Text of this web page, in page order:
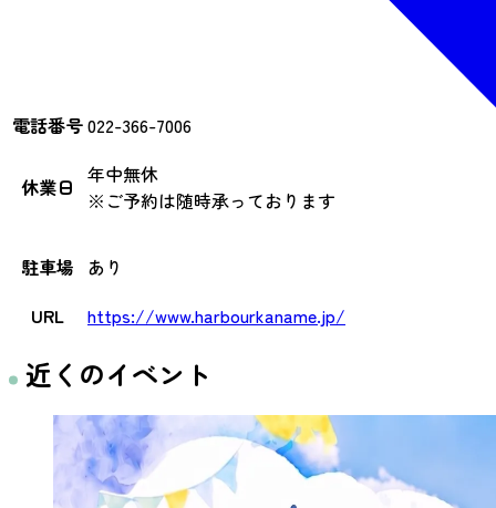
電話番号022-366-7006
休業日 年中無休
※ご予約は随時承っております
駐車場 あり
URL
https://www.harbourkaname.jp/
近くのイベント